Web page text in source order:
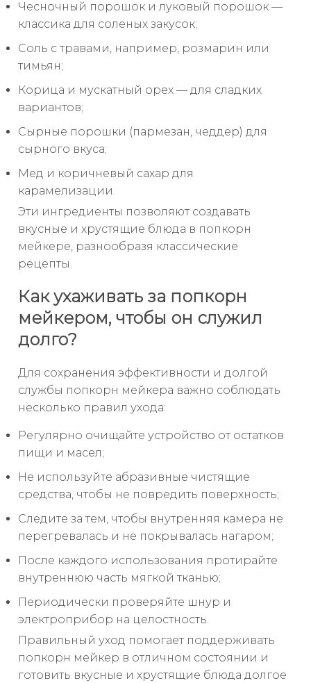
Чесночный порошок и луковый порошок —
классика для соленых закусок;
Соль с травами, например, розмарин или
тимьян;
Корица и мускатный орех — для сладких
вариантов;
Сырные порошки (пармезан, чеддер) для
сырного вкуса;
Мед и коричневый сахар для
карамелизации.
Эти ингредиенты позволяют создавать
вкусные и хрустящие блюда в попкорн
мейкере, разнообразя классические
рецепты.
Как ухаживать за попкорн
мейкером, чтобы он служил
долго?
Для сохранения эффективности и долгой
службы попкорн мейкера важно соблюдать
несколько правил ухода:
Регулярно очищайте устройство от остатков
пищи и масел;
Не используйте абразивные чистящие
средства, чтобы не повредить поверхность;
Следите за тем, чтобы внутренняя камера не
перегревалась и не покрывалась нагаром;
После каждого использования протирайте
внутреннюю часть мягкой тканью;
Периодически проверяйте шнур и
электроприбор на целостность.
Правильный уход помогает поддерживать
попкорн мейкер в отличном состоянии и
готовить вкусные и хрустящие блюда долгое